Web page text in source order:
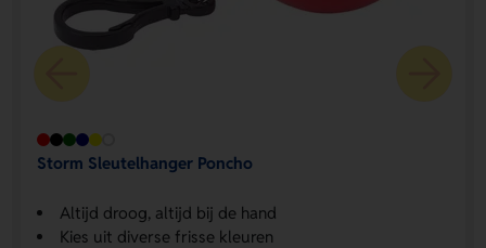
Storm Sleutelhanger Poncho
Altijd droog, altijd bij de hand
Kies uit diverse frisse kleuren